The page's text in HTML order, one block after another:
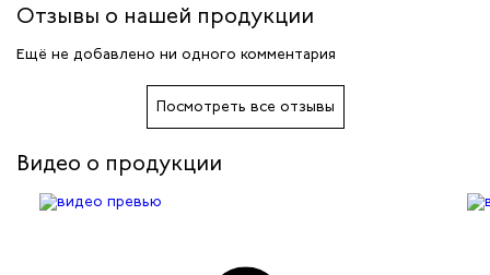
Отзывы о нашей продукции
Ещё не добавлено ни одного комментария
Посмотреть все отзывы
Видео о продукции